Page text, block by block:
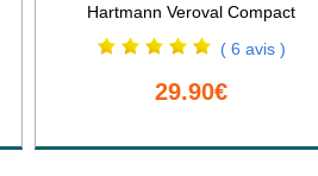
Hartmann Veroval Compact
( 6 avis )
29.90€